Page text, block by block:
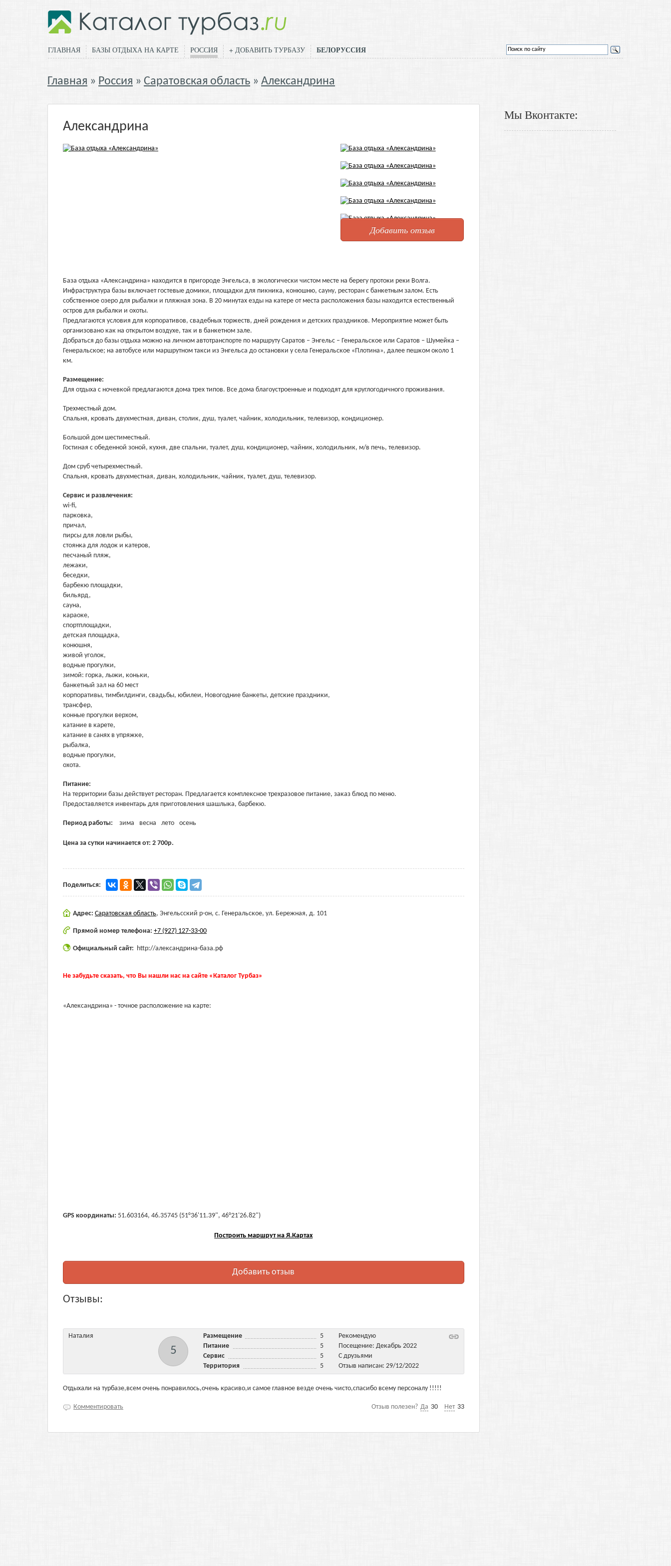
ГЛАВНАЯ БАЗЫ ОТДЫХА НА КАРТЕ РОССИЯ + ДОБАВИТЬ ТУРБАЗУ БЕЛОРУССИЯ
Главная Россия Саратовская область Александрина
Александрина
Добавить отзыв
База отдыха «Александрина» находится в пригороде Энгельса, в экологически чистом месте на берегу протоки реки Волга.
Инфраструктура базы включает гостевые домики, площадки для пикника, конюшню, сауну, ресторан с банкетным залом. Есть
собственное озеро для рыбалки и пляжная зона. В 20 минутах езды на катере от места расположения базы находится естественный
остров для рыбалки и охоты.
Предлагаются условия для корпоративов, свадебных торжеств, дней рождения и детских праздников. Мероприятие может быть
организовано как на открытом воздухе, так и в банкетном зале.
Добраться до базы отдыха можно на личном автотранспорте по маршруту Саратов – Энгельс – Генеральское или Саратов – Шумейка –
Генеральское; на автобусе или маршрутном такси из Энгельса до остановки у села Генеральское «Плотина», далее пешком около 1
км.
Размещение:
Для отдыха с ночевкой предлагаются дома трех типов. Все дома благоустроенные и подходят для круглогодичного проживания.
Трехместный дом.
Спальня, кровать двухместная, диван, столик, душ, туалет, чайник, холодильник, телевизор, кондиционер.
Большой дом шестиместный.
Гостиная с обеденной зоной, кухня, две спальни, туалет, душ, кондиционер, чайник, холодильник, м/в печь, телевизор.
Дом сруб четырехместный.
Спальня, кровать двухместная, диван, холодильник, чайник, туалет, душ, телевизор.
Сервис и развлечения:
wi-fi,
парковка,
причал,
пирсы для ловли рыбы,
стоянка для лодок и катеров,
песчаный пляж,
лежаки,
беседки,
барбекю площадки,
бильярд,
сауна,
караоке,
спортплощадки,
детская площадка,
конюшня,
живой уголок,
водные прогулки,
зимой: горка, лыжи, коньки,
банкетный зал на 60 мест
корпоративы, тимбилдинги, свадьбы, юбилеи, Новогодние банкеты, детские праздники,
трансфер,
конные прогулки верхом,
катание в карете,
катание в санях в упряжке,
рыбалка,
водные прогулки,
охота.
Питание:
На территории базы действует ресторан. Предлагается комплексное трехразовое питание, заказ блюд по меню.
Предоставляется инвентарь для приготовления шашлыка, барбекю.
Период работы: зима весна лето осень
Цена за сутки начинается от: 2 700р.
Поделиться:
Адрес: Саратовская область, Энгельсский р-он, с. Генеральское, ул. Бережная, д. 101
Прямой номер телефона: +7 (927) 127-33-00
Официальный сайт: http://александрина-база.рф
Не забудьте сказать, что Вы нашли нас на сайте «Каталог Турбаз»
«Александрина» - точное расположение на карте:
GPS координаты: 51.603164, 46.35745 (51°36'11.39", 46°21'26.82")
Построить маршрут на Я.Картах
Добавить отзыв
Отзывы:
Наталия
5
Размещение
5
Питание
5
Сервис
5
Территория
5
Рекомендую
Посещение: Декабрь 2022
С друзьями
Отзыв написан: 29/12/2022
Отдыхали на турбазе,всем очень понравилось,очень красиво,и самое главное везде очень чисто,спасибо всему персоналу !!!!!
Отзыв полезен? Да 30 Нет 33
Комментировать
Мы Вконтакте: